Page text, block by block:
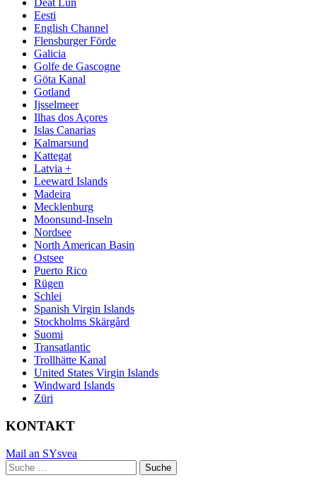
Deät Lun
Eesti
English Channel
Flensburger Förde
Galicia
Golfe de Gascogne
Göta Kanal
Gotland
Ijsselmeer
Ilhas dos Açores
Islas Canarias
Kalmarsund
Kattegat
Latvia +
Leeward Islands
Madeira
Mecklenburg
Moonsund-Inseln
Nordsee
North American Basin
Ostsee
Puerto Rico
Rügen
Schlei
Spanish Virgin Islands
Stockholms Skärgård
Suomi
Transatlantic
Trollhätte Kanal
United States Virgin Islands
Windward Islands
Züri
KONTAKT
Mail an SYsvea
Suche
nach:
Suche